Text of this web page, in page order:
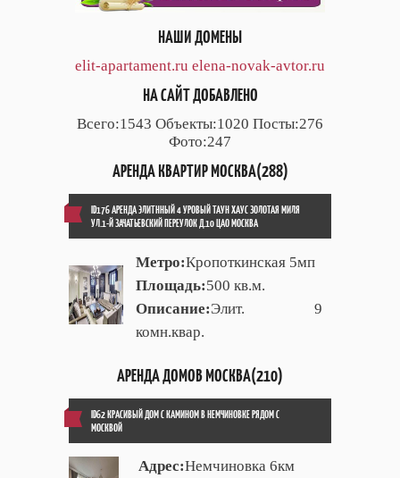
НАШИ ДОМЕНЫ
elit-apartament.ru elena-novak-avtor.ru
НА САЙТ ДОБАВЛЕНО
Всего:1543 Объекты:1020 Посты:276
Фото:247
АРЕНДА КВАРТИР МОСКВА(288)
ID176 АРЕНДА ЭЛИТННЫЙ 4 УРОВЫЙ ТАУН ХАУС ЗОЛОТАЯ МИЛЯ
УЛ.1-Й ЗАЧАТЬЕВСКИЙ ПЕРЕУЛОК Д.10 ЦАО МОСКВА
Метро:Кропоткинская 5мп
Площадь:500 кв.м.
Описание:Элит. 9
комн.квар.
АРЕНДА ДОМОВ МОСКВА(210)
ID62 КРАСИВЫЙ ДОМ С КАМИНОМ В НЕМЧИНОВКЕ РЯДОМ С
МОСКВОЙ
Адрес:Немчиновка 6км